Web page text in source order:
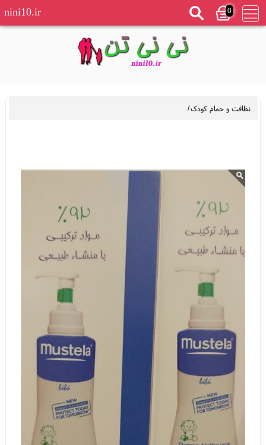
0
nini10.ir
نظافت و حمام کودک/